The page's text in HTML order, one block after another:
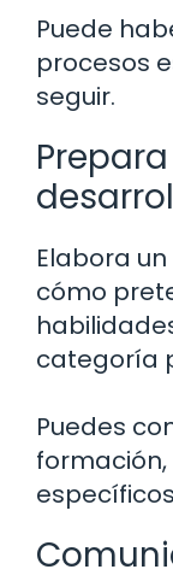
Puede
procesos
seguir.
Elabora
cómo
categoría
Puedes